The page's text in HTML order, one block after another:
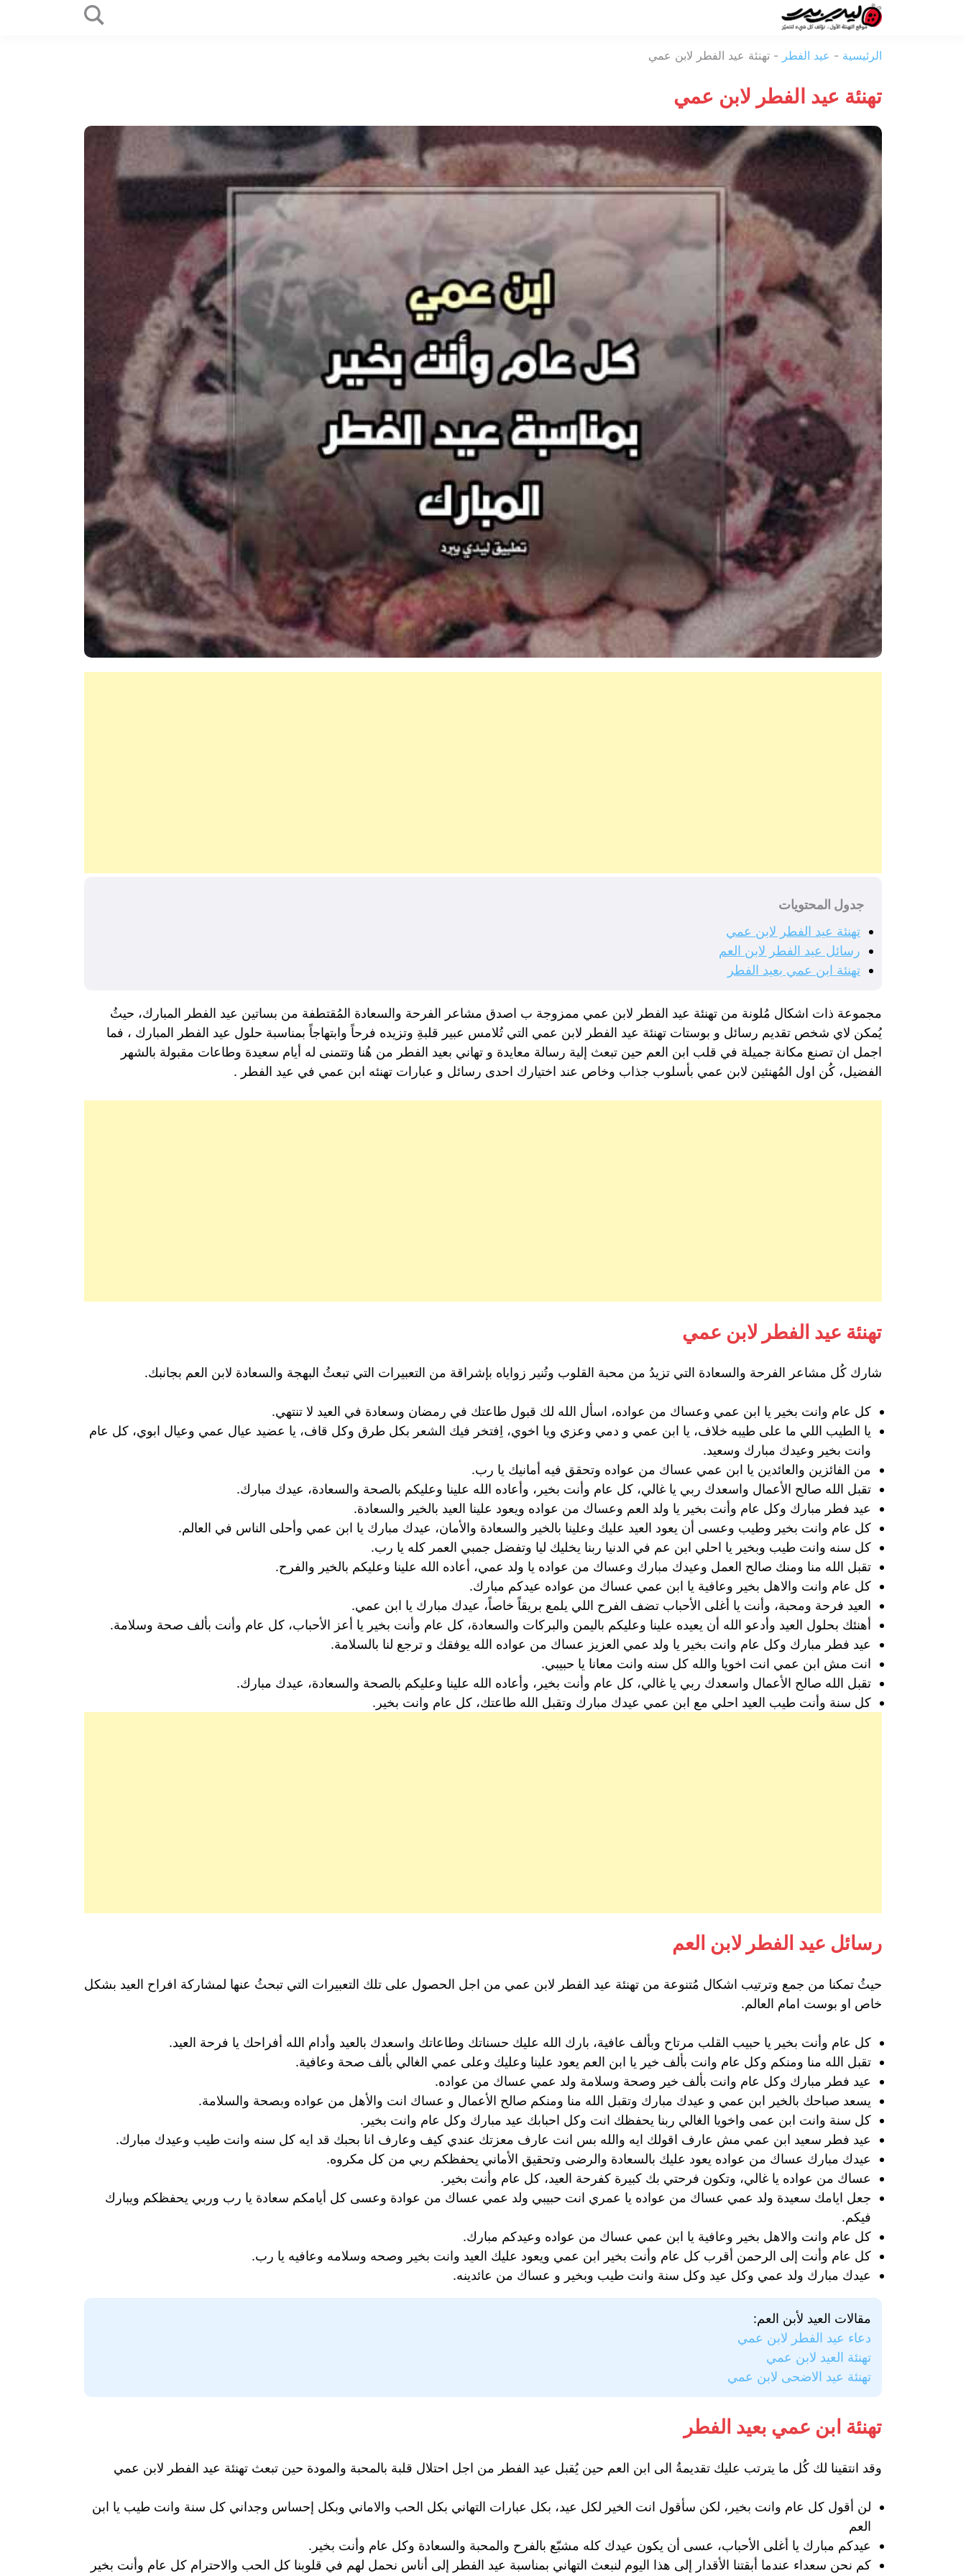
بيرد
الرئيسية - عيد الفطر - تهنئة عيد الفطر لابن عمي
تهنئة عيد الفطر لابن عمي
جدول المحتويات
تهنئة عيد الفطر لابن عمي
رسائل عيد الفطر لابن العم
تهنئة ابن عمي بعيد الفطر
مجموعة ذات اشكال مُلونة من تهنئة عيد الفطر لابن عمي ممزوجة ب اصدق مشاعر الفرحة والسعادة المُقتطفة من بساتين عيد الفطر المبارك، حيثُ
يُمكن لاي شخص تقديم رسائل و بوستات تهنئة عيد الفطر لابن عمي التي تُلامس عبير قلبةِ وتزيده فرحاً وابتهاجاً بمناسبة حلول عيد الفطر المبارك ، فما
اجمل ان تصنع مكانة جميلة في قلب ابن العم حين تبعث إلية رسالة معايدة و تهاني بعيد الفطر من هُنا وتتمنى له أيام سعيدة وطاعات مقبولة بالشهر
الفضيل، كُن اول المُهنئين لابن عمي بأسلوب جذاب وخاص عند اختيارك احدى رسائل و عبارات تهنئه ابن عمي في عيد الفطر .
تهنئة عيد الفطر لابن عمي
شارك كُل مشاعر الفرحة والسعادة التي تزيدُ من محبة القلوب وتُنير زواياه بإشراقة من التعبيرات التي تبعثُ البهجة والسعادة لابن العم بجانبك.
كل عام وانت بخير يا ابن عمي وعساك من عواده، اسأل الله لك قبول طاعتك في رمضان وسعادة في العيد لا تنتهي.
يا الطيب اللي ما على طيبه خلاف، يا ابن عمي و دمي وعزي ويا اخوي، اِفتخر فيك الشعر بكل طرق وكل قاف، يا عضيد عيال عمي وعيال ابوي، كل عام
وانت بخير وعيدك مبارك وسعيد.
من الفائزين والعائدين يا ابن عمي عساك من عواده وتحقق فيه أمانيك يا رب.
تقبل الله صالح الأعمال واسعدك ربي يا غالي، كل عام وأنت بخير، وأعاده الله علينا وعليكم بالصحة والسعادة، عيدك مبارك.
عيد فطر مبارك وكل عام وأنت بخير يا ولد العم وعساك من عواده ويعود علينا العيد بالخير والسعادة.
كل عام وانت بخير وطيب وعسى أن يعود العيد عليك وعلينا بالخير والسعادة والأمان، عيدك مبارك يا ابن عمي وأحلى الناس في العالم.
كل سنه وانت طيب وبخير يا احلي ابن عم في الدنيا ربنا يخليك ليا وتفضل جمبي العمر كله يا رب.
تقبل الله منا ومنك صالح العمل وعيدك مبارك وعساك من عواده يا ولد عمي، أعاده الله علينا وعليكم بالخير والفرح.
كل عام وانت والاهل بخير وعافية يا ابن عمي عساك من عواده عيدكم مبارك.
العيد فرحة ومحبة، وأنت يا أغلى الأحباب تضف الفرح اللي يلمع بريقاً خاصاً، عيدك مبارك يا ابن عمي.
أهنئك بحلول العيد وأدعو الله أن يعيده علينا وعليكم باليمن والبركات والسعادة، كل عام وأنت بخير يا أعز الأحباب، كل عام وأنت بألف صحة وسلامة.
عيد فطر مبارك وكل عام وانت بخير يا ولد عمي العزيز عساك من عواده الله يوفقك و ترجع لنا بالسلامة.
انت مش ابن عمي انت اخويا والله كل سنه وانت معانا يا حبيبي.
تقبل الله صالح الأعمال واسعدك ربي يا غالي، كل عام وأنت بخير، وأعاده الله علينا وعليكم بالصحة والسعادة، عيدك مبارك.
كل سنة وأنت طيب العيد احلي مع ابن عمي عيدك مبارك وتقبل الله طاعتك، كل عام وانت بخير.
رسائل عيد الفطر لابن العم
حيثُ تمكنا من جمع وترتيب اشكال مُتنوعة من تهنئة عيد الفطر لابن عمي من اجل الحصول على تلك التعبيرات التي تبحثُ عنها لمشاركة افراح العيد بشكل
خاص او بوست امام العالم.
كل عام وأنت بخير يا حبيب القلب مرتاح وبألف عافية، بارك الله عليك حسناتك وطاعاتك واسعدك بالعيد وأدام الله أفراحك يا فرحة العيد.
تقبل الله منا ومنكم وكل عام وانت بألف خير يا ابن العم يعود علينا وعليك وعلى عمي الغالي بألف صحة وعافية.
عيد فطر مبارك وكل عام وانت بألف خير وصحة وسلامة ولد عمي عساك من عواده.
يسعد صباحك بالخير ابن عمي و عيدك مبارك وتقبل الله منا ومنكم صالح الأعمال و عساك انت والأهل من عواده وبصحة والسلامة.
كل سنة وانت ابن عمى واخويا الغالي ربنا يحفظك انت وكل احبابك عيد مبارك وكل عام وانت بخير.
عيد فطر سعيد ابن عمي مش عارف اقولك ايه والله بس انت عارف معزتك عندي كيف وعارف انا بحبك قد ايه كل سنه وانت طيب وعيدك مبارك.
عيدك مبارك عساك من عواده يعود عليك بالسعادة والرضى وتحقيق الأماني يحفظكم ربي من كل مكروه.
عساك من عواده يا غالي، وتكون فرحتي بك كبيرة كفرحة العيد، كل عام وأنت بخير.
جعل ايامك سعيدة ولد عمي عساك من عواده يا عمري انت حبيبي ولد عمي عساك من عوادة وعسى كل أيامكم سعادة يا رب وربي يحفظكم ويبارك
فيكم.
كل عام وانت والاهل بخير وعافية يا ابن عمي عساك من عواده وعيدكم مبارك.
كل عام وأنت إلى الرحمن أقرب كل عام وأنت بخير ابن عمي ويعود عليك العيد وانت بخير وصحه وسلامه وعافيه يا رب.
عيدك مبارك ولد عمي وكل عيد وكل سنة وانت طيب وبخير و عساك من عائدينه.
مقالات العيد لأبن العم:
دعاء عيد الفطر لابن عمي
تهنئة العيد لابن عمي
تهنئة عيد الاضحى لابن عمي
تهنئة ابن عمي بعيد الفطر
وقد انتقينا لك كُل ما يترتب عليك تقديمةُ الى ابن العم حين يُقبل عيد الفطر من اجل احتلال قلبة بالمحبة والمودة حين تبعث تهنئة عيد الفطر لابن عمي
لن أقول كل عام وانت بخير، لكن سأقول انت الخير لكل عيد، بكل عبارات التهاني بكل الحب والاماني وبكل إحساس وجداني كل سنة وانت طيب يا ابن
العم
عيدكم مبارك يا أغلى الأحباب، عسى أن يكون عيدك كله مشبّع بالفرح والمحبة والسعادة وكل عام وأنت بخير.
كم نحن سعداء عندما أبقتنا الأقدار إلى هذا اليوم لنبعث التهاني بمناسبة عيد الفطر إلى أناس نحمل لهم في قلوبنا كل الحب والاحترام كل عام وأنت بخير